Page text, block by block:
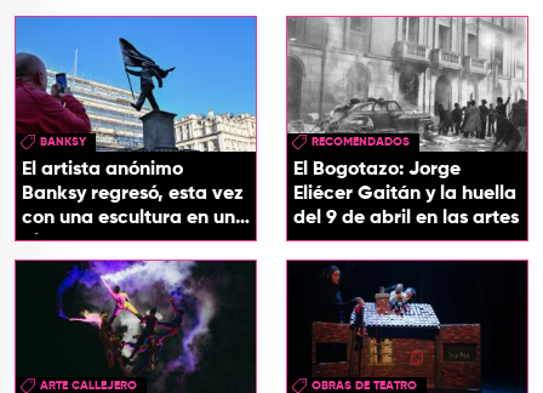
BANKSY
El artista anónimo
Banksy regresó, esta vez
con una escultura en una
plaza de Londres
RECOMENDADOS
El Bogotazo: Jorge
Eliécer Gaitán y la huella
del 9 de abril en las artes
ARTE CALLEJERO OBRAS DE TEATRO